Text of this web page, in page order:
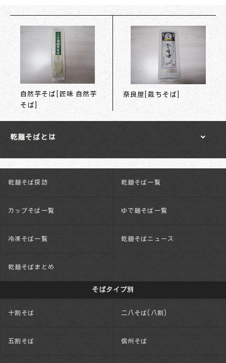
自然芋そば[匠味 自然芋
そば]
奈良屋[裁ちそば]
乾麺そばとは
乾麺そば探訪 乾麺そば一覧
カップそば一覧 ゆで麺そば一覧
冷凍そば一覧 乾麺そばニュース
乾麺そばまとめ
そばタイプ別
十割そば 二八そば(八割)
五割そば 信州そば